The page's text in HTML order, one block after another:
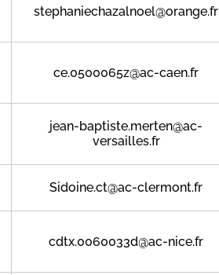
stephaniechazalnoel@orange.fr
ce.0500065z@ac-caen.fr
jean-baptiste.merten@ac-
versailles.fr
Sidoine.ct@ac-clermont.fr
cdtx.0060033d@ac-nice.fr